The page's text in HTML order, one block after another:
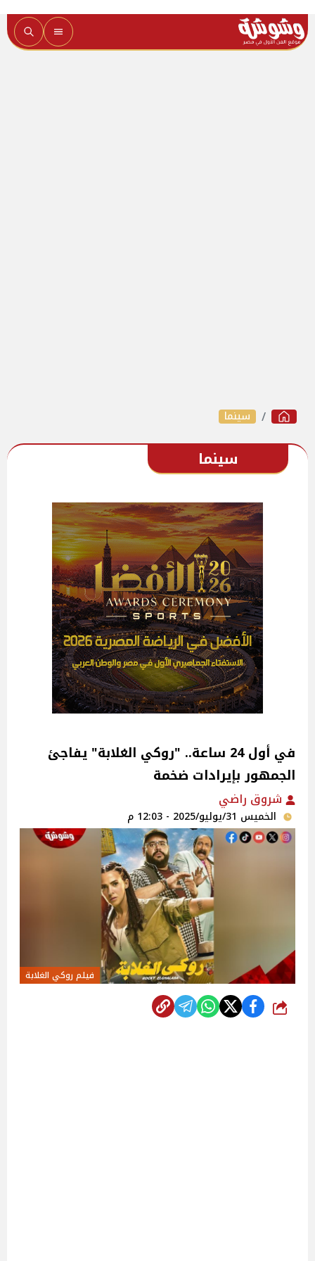
سينما
سينما
في أول 24 ساعة.. "روكي الغلابة" يفاجئ
الجمهور بإيرادات ضخمة‎
شروق راضي
الخميس 31/يوليو/2025 - 12:03 م
فيلم روكي الغلابة‎
شارك